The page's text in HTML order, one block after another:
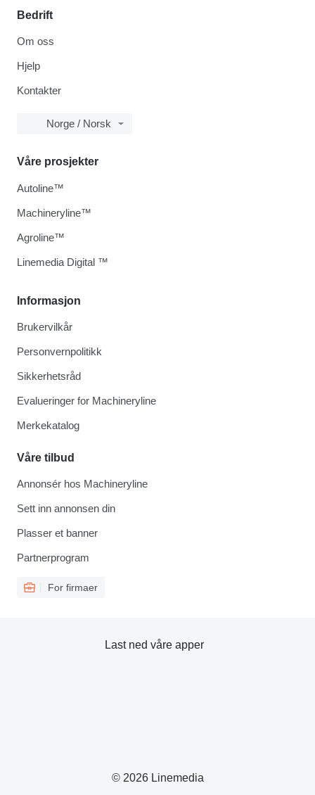
Bedrift
Om oss
Hjelp
Kontakter
Norge / Norsk
Informasjon
Brukervilkår
Personvernpolitikk
Sikkerhetsråd
Evalueringer for Machineryline
Merkekatalog
Våre tilbud
Annonsér hos Machineryline
Sett inn annonsen din
Plasser et banner
Partnerprogram
For firmaer
Våre prosjekter
Autoline™
Machineryline™
Agroline™
Linemedia Digital ™
© 2026 Linemedia
Last ned våre apper